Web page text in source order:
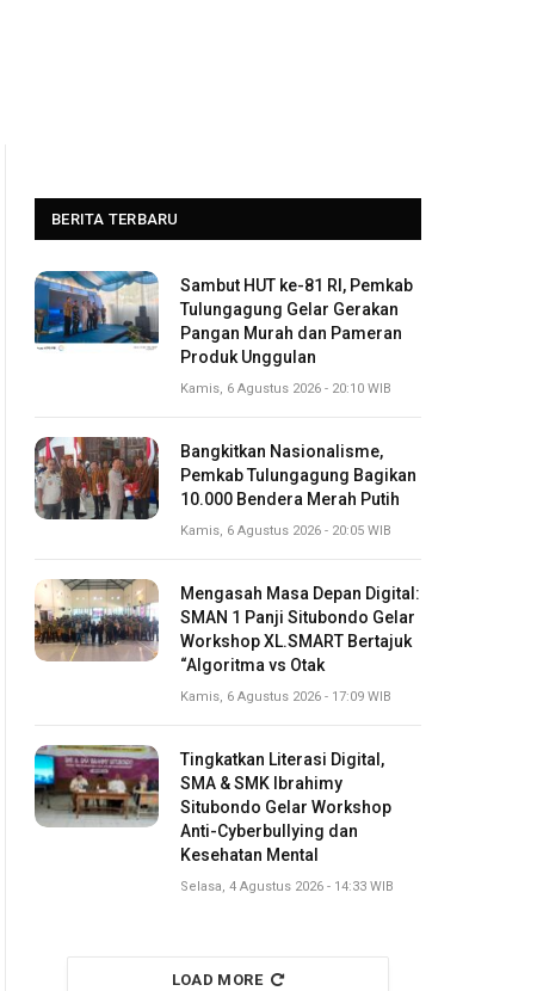
BERITA TERBARU
Sambut HUT ke-81 RI, Pemkab
Tulungagung Gelar Gerakan
Pangan Murah dan Pameran
Produk Unggulan
Kamis, 6 Agustus 2026 - 20:10 WIB
Bangkitkan Nasionalisme,
Pemkab Tulungagung Bagikan
10.000 Bendera Merah Putih
Kamis, 6 Agustus 2026 - 20:05 WIB
Mengasah Masa Depan Digital:
SMAN 1 Panji Situbondo Gelar
Workshop XL.SMART Bertajuk
“Algoritma vs Otak
Kamis, 6 Agustus 2026 - 17:09 WIB
Tingkatkan Literasi Digital,
SMA & SMK Ibrahimy
Situbondo Gelar Workshop
Anti-Cyberbullying dan
Kesehatan Mental
Selasa, 4 Agustus 2026 - 14:33 WIB
LOAD MORE